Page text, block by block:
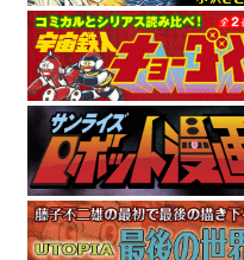
『小沢さとるの世界
ました。
消費税率変更の
2014年4月からの消
消費税率を5％から8
現在価格表記が統一
おり ご迷惑おかけい